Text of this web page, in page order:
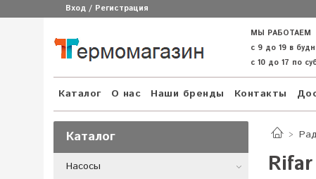
Вход / Регистрация
МЫ РАБОТАЕМ
с 9 до 19 в
с 10 до 17 по
Каталог О нас Наши бренды Контакты
Каталог
Насосы